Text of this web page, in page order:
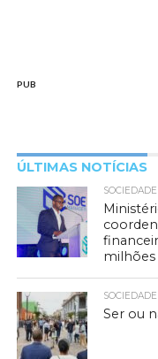
PUB
ÚLTIMAS NOTÍCIAS
SOCIEDADE
milhões
SOCIEDADE
Ser ou